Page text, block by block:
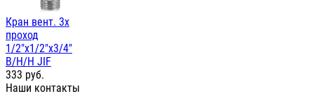
Кран вент. 3х
проход
1/2"х1/2"х3/4"
В/Н/Н JIF
333 руб.
Наши контакты